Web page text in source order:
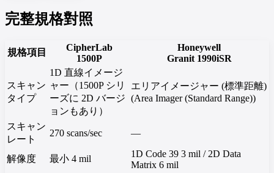
完整規格對照
規格項目
CipherLab
1500P
Honeywell
Granit 1990iSR
スキャン
タイプ
1D 直線イメージ
ャー（1500P シリ
ーズに 2D バージ
ョンもあり）
エリアイメージャー (標準距離)
(Area Imager (Standard Range))
スキャン
レート
270 scans/sec —
解像度 最小 4 mil
1D Code 39 3 mil / 2D Data
Matrix 6 mil